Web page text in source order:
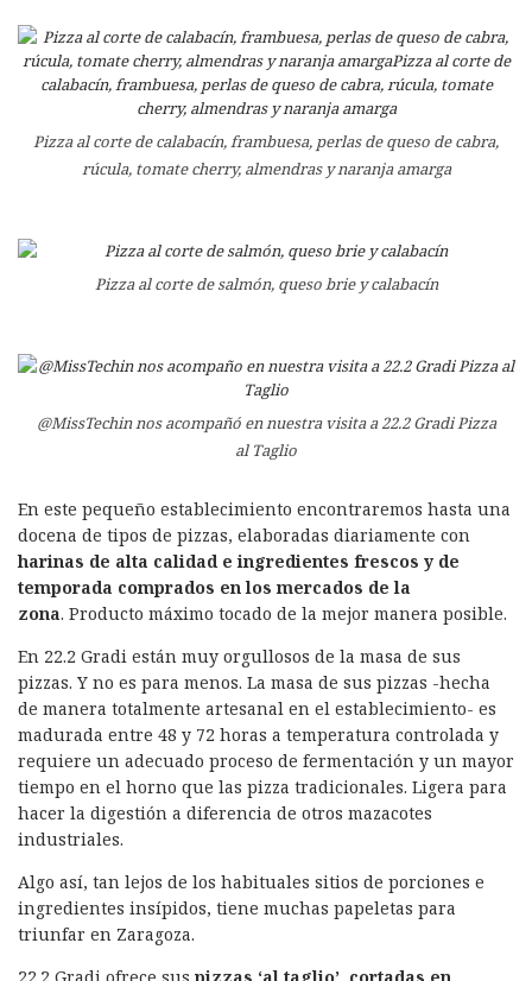
Pizza al corte de calabacín, frambuesa, perlas de queso de cabra,
rúcula, tomate cherry, almendras y naranja amarga
Pizza al corte de salmón, queso brie y calabacín
@MissTechin nos acompañó en nuestra visita a 22.2 Gradi Pizza
al Taglio
En este pequeño establecimiento encontraremos hasta una
docena de tipos de pizzas, elaboradas diariamente con
harinas de alta calidad e ingredientes frescos y de
temporada comprados en los mercados de la
zona. Producto máximo tocado de la mejor manera posible.
En 22.2 Gradi están muy orgullosos de la masa de sus
pizzas. Y no es para menos. La masa de sus pizzas -hecha
de manera totalmente artesanal en el establecimiento- es
madurada entre 48 y 72 horas a temperatura controlada y
requiere un adecuado proceso de fermentación y un mayor
tiempo en el horno que las pizza tradicionales. Ligera para
hacer la digestión a diferencia de otros mazacotes
industriales.
Algo así, tan lejos de los habituales sitios de porciones e
ingredientes insípidos, tiene muchas papeletas para
triunfar en Zaragoza.